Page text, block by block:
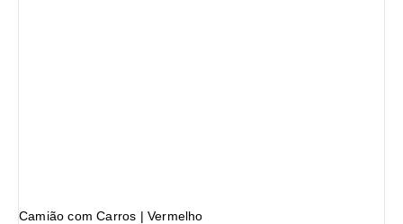
Camião com Carros | Vermelho